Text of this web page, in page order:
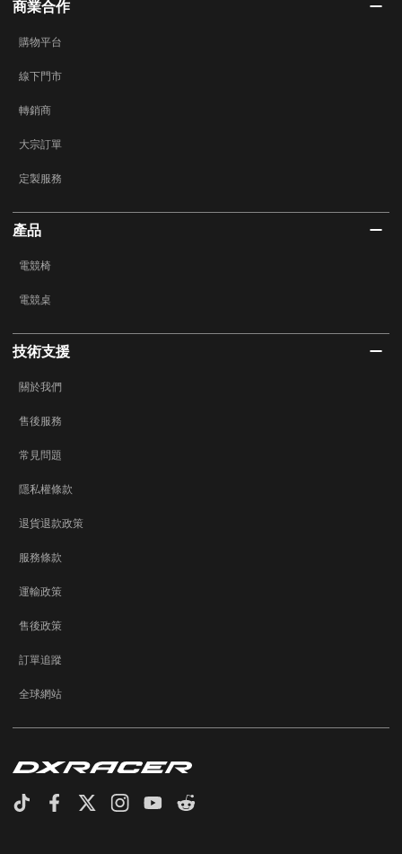
商業合作
購物平台
線下門市
轉銷商
大宗訂單
定製服務
產品
電競椅
電競桌
技術支援
關於我們
售後服務
常見問題
隱私權條款
退貨退款政策
服務條款
運輸政策
售後政策
訂單追蹤
全球網站